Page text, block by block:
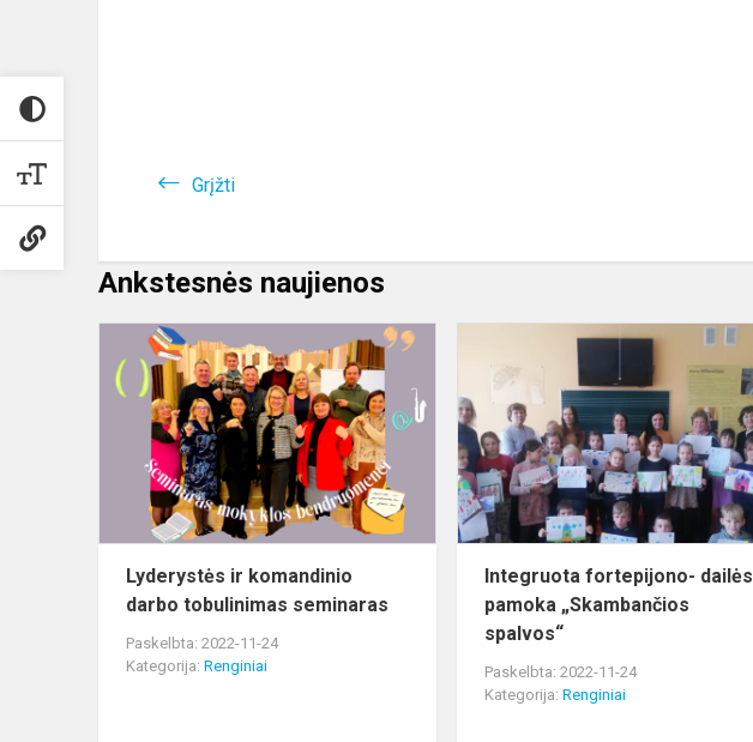
Grįžti
Ankstesnės naujienos
komandinio
darbo
tobulinimas
seminaras
Lyderystės ir komandinio
darbo tobulinimas seminaras
Paskelbta: 2022-11-24
Kategorija: Renginiai
Integruota fortepijono- dailės
pamoka „Skambančios
spalvos“
Paskelbta: 2022-11-24
Kategorija:Renginiai